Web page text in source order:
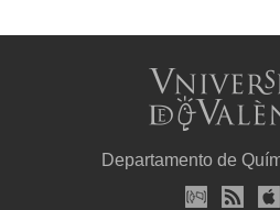
Departamento de